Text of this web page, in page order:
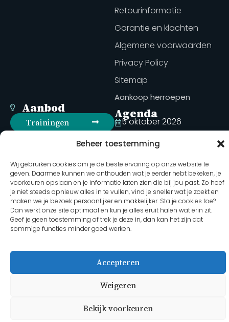
Beheer toestemming
Wij gebruiken cookies om je de beste ervaring op onze website te
geven. Daarmee kunnen we onthouden wat je eerder hebt bekeken, je
voorkeuren opslaan en je informatie laten zien die bij jou past. Zo hoef
je niet steeds opnieuw alles in te vullen, vind je sneller wat je zoekt en
maken we je bezoek persoonlijker en makkelijker. Sta je cookies toe?
Dan werkt onze site optimaal en kun je alles eruit halen wat erin zit.
Geef je geen toestemming of trek je deze in, dan kan het zijn dat
sommige functies minder goed werken.
Accepteren
Weigeren
Bekijk voorkeuren
Retourinformatie
Garantie en klachten
Algemene voorwaarden
Privacy Policy
Sitemap
Aankoop herroepen
Aanbod
Trainingen
Webshop
Inloggen
Volg ons op social
media
Agenda
5 oktober 2026
dag (vmbo)
15 oktober 2026
Opdrachten ontwerpen met
bedrijven (vmbo)
27 oktober 2026
Duurzame opdrachten met
bedrijven (havo-PGP)